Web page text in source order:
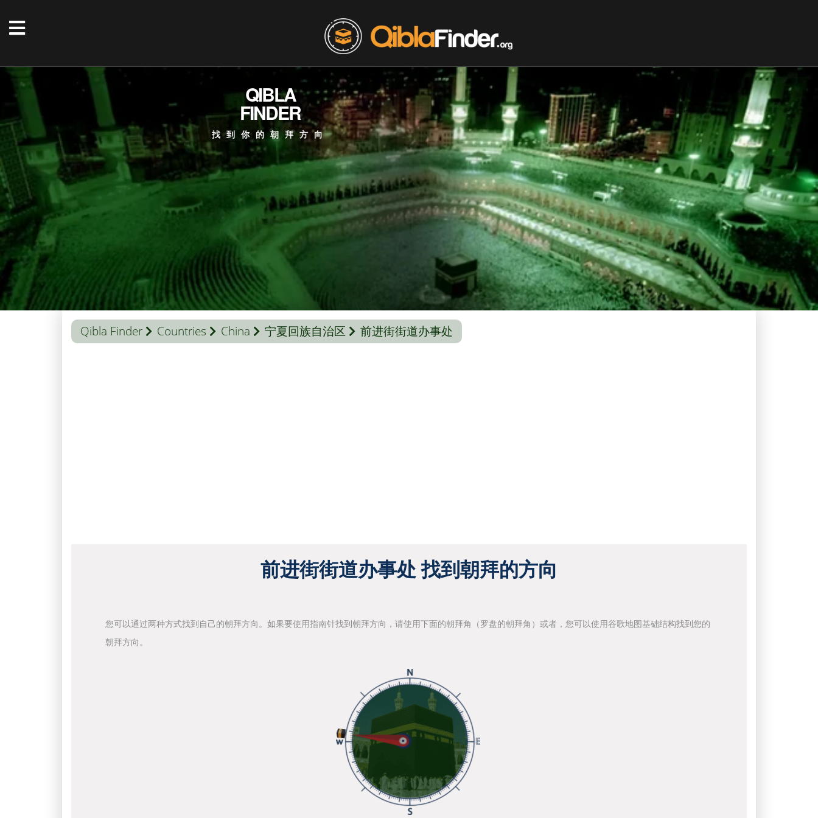
QIBLA
FINDER
找到你的朝拜方向
Qibla Finder Countries China 宁夏回族自治区 前进街街道办事处
前进街街道办事处 找到朝拜的方向
您可以通过两种方式找到自己的朝拜方向。如果要使用指南针找到朝拜方向，请使用下面的朝拜角（罗盘的朝拜角）或者，您可以使用谷歌地图基础结构找到您的
朝拜方向。